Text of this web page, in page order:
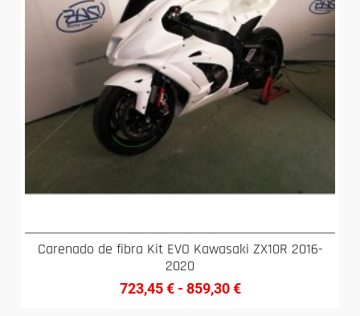
Carenado de fibra Kit EVO Kawasaki ZX10R 2016-
2020
723,45€ - 859,30€